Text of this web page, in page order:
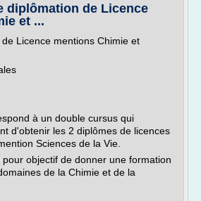
diplômation de Licence
et ...
Licence mentions Chimie et
à un double cursus qui
d'obtenir les 2 diplômes de licences
Sciences de la Vie.
objectif de donner une formation
de la Chimie et de la